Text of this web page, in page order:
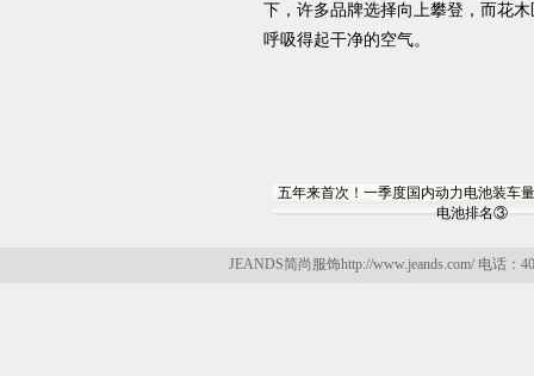
下，许多品牌选择向上攀登，而花
呼吸得起干净的空气。
五年来首次！一季度国内动力电池装车
电池排名③
JEANDS简尚服饰http://www.jeands.com/ 电话：